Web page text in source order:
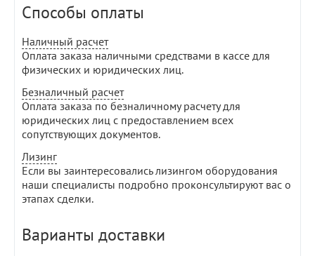
Способы оплаты
Наличный расчет
Оплата заказа наличными средствами в кассе для
физических и юридических лиц.
Безналичный расчет
Оплата заказа по безналичному расчету для
юридических лиц с предоставлением всех
сопутствующих документов.
Лизинг
Если вы заинтересовались лизингом оборудования
наши специалисты подробно проконсультируют вас о
этапах сделки.
Варианты доставки